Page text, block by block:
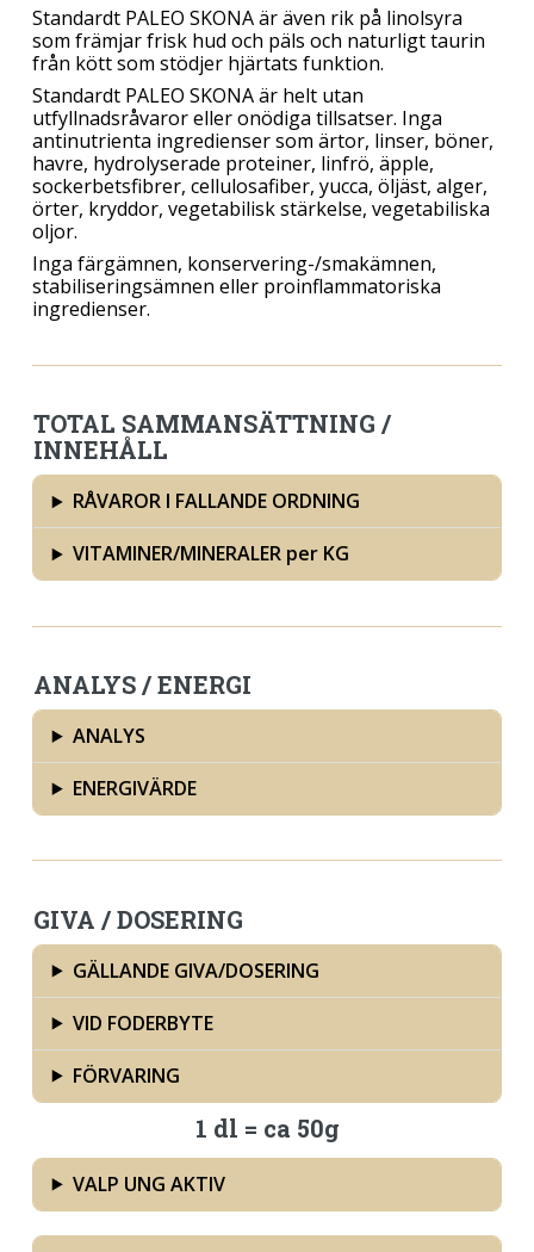
Standardt PALEO SKONA är även rik på linolsyra
som främjar frisk hud och päls och naturligt taurin
från kött som stödjer hjärtats funktion.
Standardt PALEO SKONA är helt utan
utfyllnadsråvaror eller onödiga tillsatser. Inga
antinutrienta ingredienser som ärtor, linser, böner,
havre, hydrolyserade proteiner, linfrö, äpple,
sockerbetsfibrer, cellulosafiber, yucca, öljäst, alger,
örter, kryddor, vegetabilisk stärkelse, vegetabiliska
oljor.
Inga färgämnen, konservering-/smakämnen,
stabiliseringsämnen eller proinflammatoriska
ingredienser.
TOTAL SAMMANSÄTTNING /
INNEHÅLL
RÅVAROR I FALLANDE ORDNING
VITAMINER/MINERALER per KG
ANALYS / ENERGI
ANALYS
ENERGIVÄRDE
GIVA / DOSERING
GÄLLANDE GIVA/DOSERING
VID FODERBYTE
FÖRVARING
1 dl = ca 50g
VALP UNG AKTIV